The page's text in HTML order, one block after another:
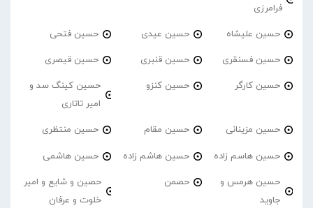
فرامرزی
حسین علیشاه حسین عیدی حسین فتحی
حسین فسنقری حسین قنبری حسین قیصری
حسین کارگر حسین کنزو
حسین کینگ سد و
امیر تاتاری
حسین مزینانی حسین مقام حسین منتظری
حسین هاسم زاده حسین هاشم زاده حسین هاشمی
حسین هرمس و
جاوید
حصمن
حصین و شایع و امیر
خلوت و عرفان